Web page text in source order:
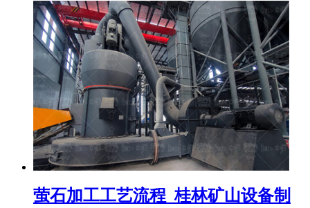
萤石加工工艺流程_桂林矿山设备制